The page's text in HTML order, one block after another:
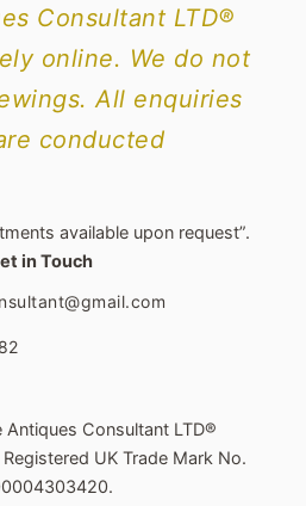
Consultant LTD®
online. We do not
All enquiries
conducted
available upon request”.
in Touch
Consultant LTD®
UK Trade Mark No.